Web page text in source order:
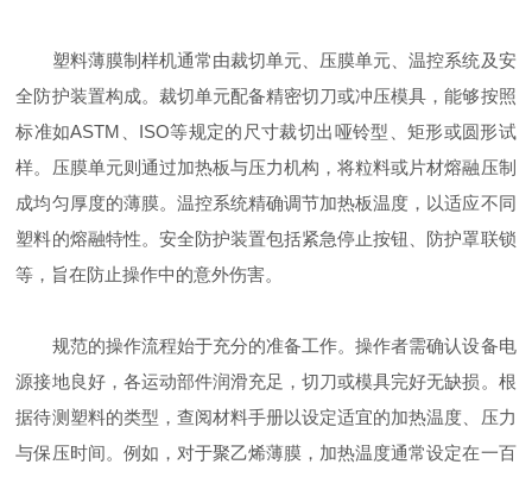
塑料薄膜制样机通常由裁切单元、压膜单元、温控系统及安
全防护装置构成。裁切单元配备精密切刀或冲压模具，能够按照
标准如ASTM、ISO等规定的尺寸裁切出哑铃型、矩形或圆形试
样。压膜单元则通过加热板与压力机构，将粒料或片材熔融压制
成均匀厚度的薄膜。温控系统精确调节加热板温度，以适应不同
塑料的熔融特性。安全防护装置包括紧急停止按钮、防护罩联锁
等，旨在防止操作中的意外伤害。
规范的操作流程始于充分的准备工作。操作者需确认设备电
源接地良好，各运动部件润滑充足，切刀或模具完好无缺损。根
据待测塑料的类型，查阅材料手册以设定适宜的加热温度、压力
与保压时间。例如，对于聚乙烯薄膜，加热温度通常设定在一百